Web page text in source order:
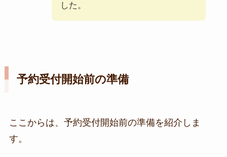
した。
予約受付開始前の準備
ここからは、予約受付開始前の準備を紹介しま
す。